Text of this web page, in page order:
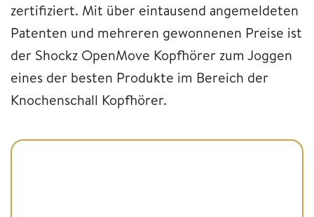
zertifiziert. Mit über eintausend angemeldeten
Patenten und mehreren gewonnenen Preise ist
der Shockz OpenMove Kopfhörer zum Joggen
eines der besten Produkte im Bereich der
Knochenschall Kopfhörer.